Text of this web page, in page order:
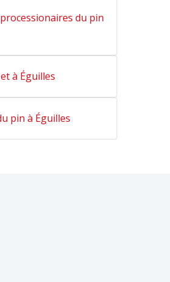
du pin
à Éguilles
pin à Éguilles